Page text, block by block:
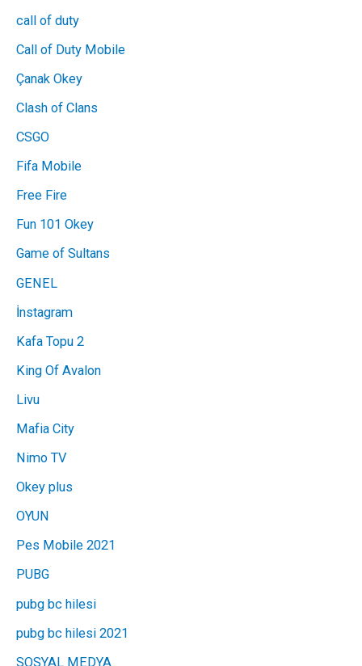
call of duty
Call of Duty Mobile
Çanak Okey
Clash of Clans
CSGO
Fifa Mobile
Free Fire
Fun 101 Okey
Game of Sultans
GENEL
İnstagram
Kafa Topu 2
King Of Avalon
Livu
Mafia City
Nimo TV
Okey plus
OYUN
Pes Mobile 2021
PUBG
pubg bc hilesi
pubg bc hilesi 2021
SOSYAL MEDYA